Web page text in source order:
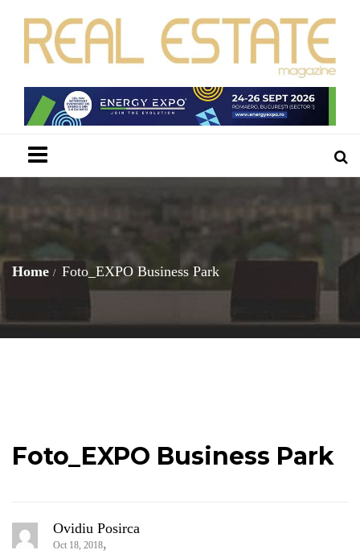
Home Foto_EXPO Business Park
Foto_EXPO Business Park
Ovidiu Posirca
Oct 18, 2018,